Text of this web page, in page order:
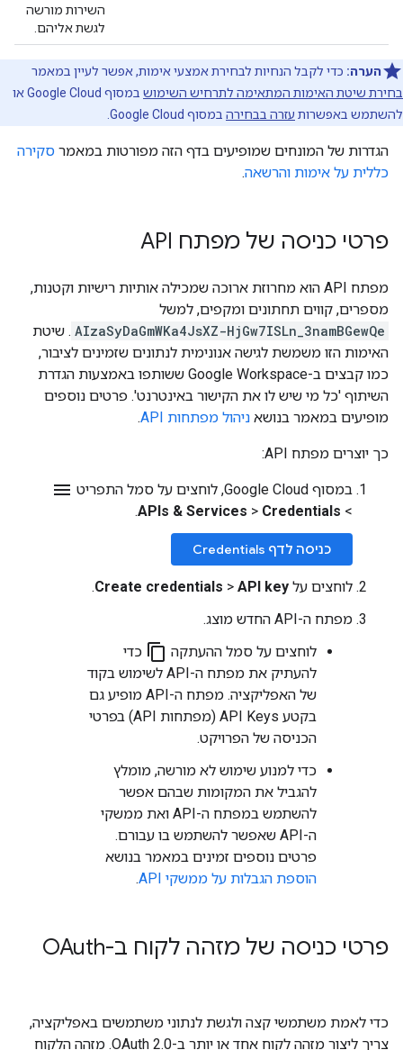
השירות מורשה
לגשת אליהם.
הערה: כדי לקבל הנחיות לבחירת אמצעי אימות, אפשר לעיין במאמר
בחירת שיטת האימות המתאימה לתרחיש השימוש
במסוף Google Cloud או
להשתמש באפשרות עזרה בבחירה במסוף Google Cloud.
הגדרות של המונחים שמופיעים בדף הזה מפורטות במאמר סקירה
כללית על אימות והרשאה.
פרטי כניסה של מפתח API
מפתח API הוא מחרוזת ארוכה שמכילה אותיות רישיות וקטנות,
מספרים, קווים תחתונים ומקפים, למשל
AIzaSyDaGmWKa4JsXZ-HjGw7ISLn_3namBGewQe . שיטת
האימות הזו משמשת לגישה אנונימית לנתונים שזמינים לציבור,
כמו קבצים ב-Google Workspace ששותפו באמצעות הגדרת
השיתוף 'כל מי שיש לו את הקישור באינטרנט'. פרטים נוספים
מופיעים במאמר בנושא ניהול מפתחות API .
כך יוצרים מפתח API:
במסוף Google Cloud, לוחצים על סמל התפריט menu
>
APIs & Services > Credentials
.
כניסה לדף Credentials
לוחצים על Create credentials > API key
.
מפתח ה-API החדש מוצג.
לוחצים על סמל ההעתקה content_copy כדי
להעתיק את מפתח ה-API לשימוש בקוד
של האפליקציה. מפתח ה-API מופיע גם
בקטע API Keys (מפתחות API) בפרטי
הכניסה של הפרויקט.
כדי למנוע שימוש לא מורשה, מומלץ
להגביל את המקומות שבהם אפשר
להשתמש במפתח ה-API ואת ממשקי
ה-API שאפשר להשתמש בו עבורם.
פרטים נוספים זמינים במאמר בנושא
הוספת הגבלות על ממשקי API
.
פרטי כניסה של מזהה לקוח ב-OAuth
כדי לאמת משתמשי קצה ולגשת לנתוני משתמשים באפליקציה,
צריך ליצור מזהה לקוח אחד או יותר ב-OAuth 2.0. מזהה הלקוח